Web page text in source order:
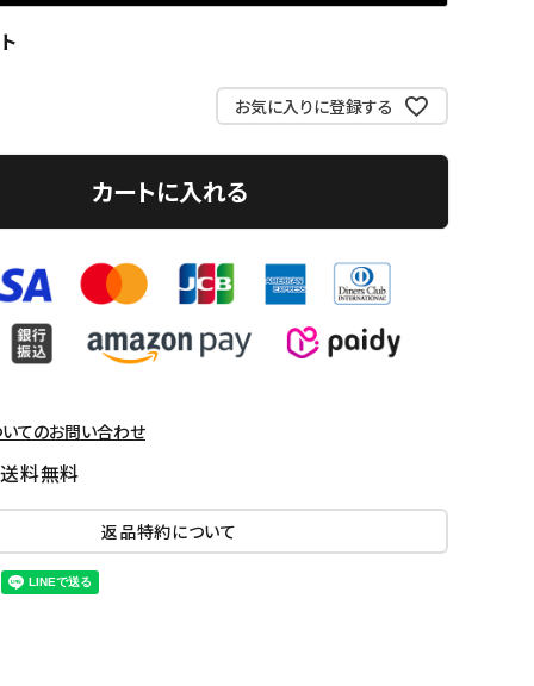
お気に入りに登録する
カートに入れる
てのお問い合わせ
料無料
返品特約について